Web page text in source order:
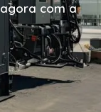
com a